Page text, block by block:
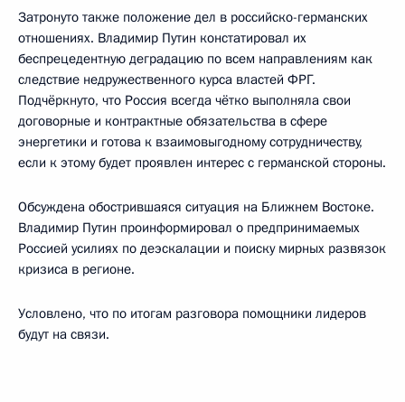
Затронуто также положение дел в российско-германских
отношениях. Владимир Путин констатировал их
беспрецедентную деградацию по всем направлениям как
следствие недружественного курса властей ФРГ.
Подчёркнуто, что Россия всегда чётко выполняла свои
договорные и контрактные обязательства в сфере
энергетики и готова к взаимовыгодному сотрудничеству,
если к этому будет проявлен интерес с германской стороны.
Обсуждена обострившаяся ситуация на Ближнем Востоке.
Владимир Путин проинформировал о предпринимаемых
Россией усилиях по деэскалации и поиску мирных развязок
кризиса в регионе.
Условлено, что по итогам разговора помощники лидеров
будут на связи.